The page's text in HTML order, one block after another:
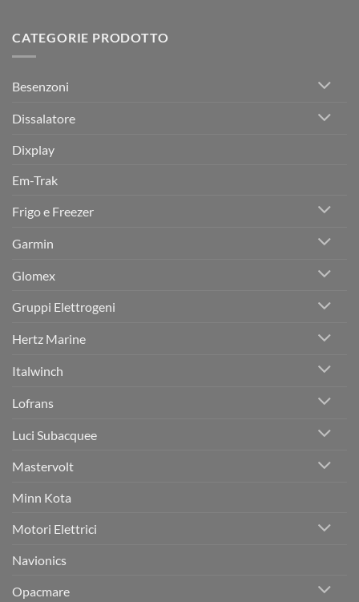
Vetroresina
Marino
Trapani
–
Serse
Assistenza
Sleipner
e
il
di
Manovra
CATEGORIE PRODOTTO
Besenzoni
Dissalatore
Dixplay
Em-Trak
Frigo e Freezer
Garmin
Glomex
Gruppi Elettrogeni
Hertz Marine
Italwinch
Lofrans
Luci Subacquee
Mastervolt
Minn Kota
Motori Elettrici
Navionics
Opacmare